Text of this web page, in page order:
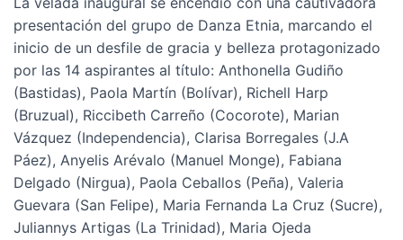
presentación del grupo de Danza Etnia, marcando el
inicio de un desfile de gracia y belleza protagonizado
por las 14 aspirantes al título: Anthonella Gudiño
(Bastidas), Paola Martín (Bolívar), Richell Harp
(Bruzual), Riccibeth Carreño (Cocorote), Marian
Vázquez (Independencia), Clarisa Borregales (J.A
Páez), Anyelis Arévalo (Manuel Monge), Fabiana
Delgado (Nirgua), Paola Ceballos (Peña), Valeria
Guevara (San Felipe), Maria Fernanda La Cruz (Sucre),
Juliannys Artigas (La Trinidad), Maria Ojeda